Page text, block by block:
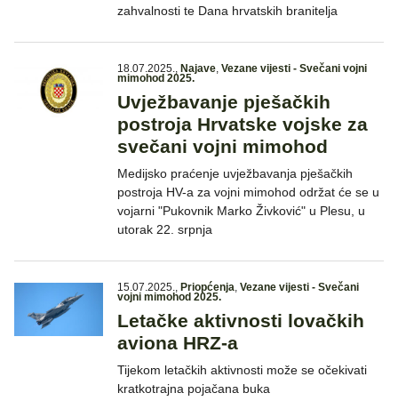
zahvalnosti te Dana hrvatskih branitelja
18.07.2025., Najave, Vezane vijesti - Svečani vojni
mimohod 2025.
Uvježbavanje pješačkih
postroja Hrvatske vojske za
svečani vojni mimohod
Medijsko praćenje uvježbavanja pješačkih
postroja HV-a za vojni mimohod održat će se u
vojarni "Pukovnik Marko Živković" u Plesu, u
utorak 22. srpnja
15.07.2025., Priopćenja, Vezane vijesti - Svečani
vojni mimohod 2025.
Letačke aktivnosti lovačkih
aviona HRZ-a
Tijekom letačkih aktivnosti može se očekivati
kratkotrajna pojačana buka